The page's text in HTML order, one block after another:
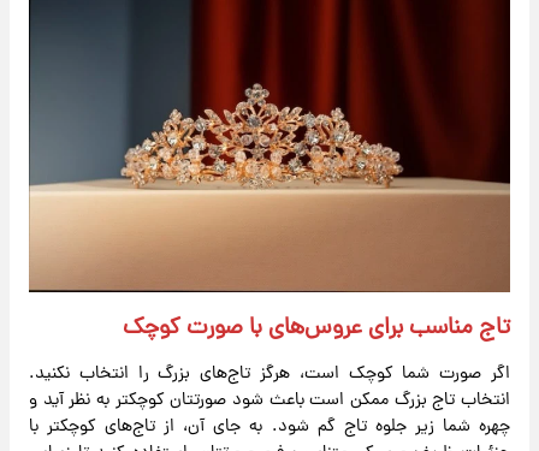
تاج مناسب برای عروس‌های با صورت کوچک
اگر صورت شما کوچک است، هرگز تاج‌های بزرگ را انتخاب نکنید.
انتخاب تاج بزرگ ممکن است باعث شود صورتتان کوچکتر به نظر آید و
چهره شما زیر جلوه تاج گم شود. به جای آن، از تاج‌های کوچکتر با